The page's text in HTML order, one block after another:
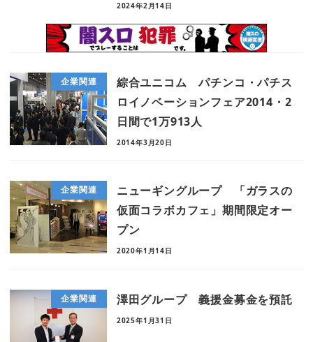
2024年2月14日
企業関連
綜合ユニコム パチンコ・パチス
ロイノベーションフェア2014・2
日間で1万913人
2014年3月20日
企業関連
ニューギングループ 「ガラスの
仮面コラボカフェ」期間限定オー
プン
2020年1月14日
企業関連 澤田グループ 義援金募金を預託
2025年1月31日